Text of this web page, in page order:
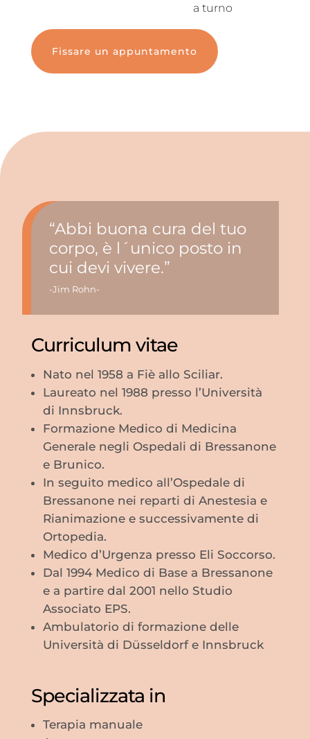
a turno
Fissare un appuntamento
“Abbi buona cura del tuo
corpo, è l´unico posto in
cui devi vivere.”
-Jim Rohn-
Curriculum vitae
Nato nel 1958 a Fiè allo Sciliar.
Laureato nel 1988 presso l’Università
di Innsbruck.
Formazione Medico di Medicina
Generale negli Ospedali di Bressanone
e Brunico.
In seguito medico all’Ospedale di
Bressanone nei reparti di Anestesia e
Rianimazione e successivamente di
Ortopedia.
Medico d’Urgenza presso Eli Soccorso.
Dal 1994 Medico di Base a Bressanone
e a partire dal 2001 nello Studio
Associato EPS.
Ambulatorio di formazione delle
Università di Düsseldorf e Innsbruck
Specializzata in
Terapia manuale